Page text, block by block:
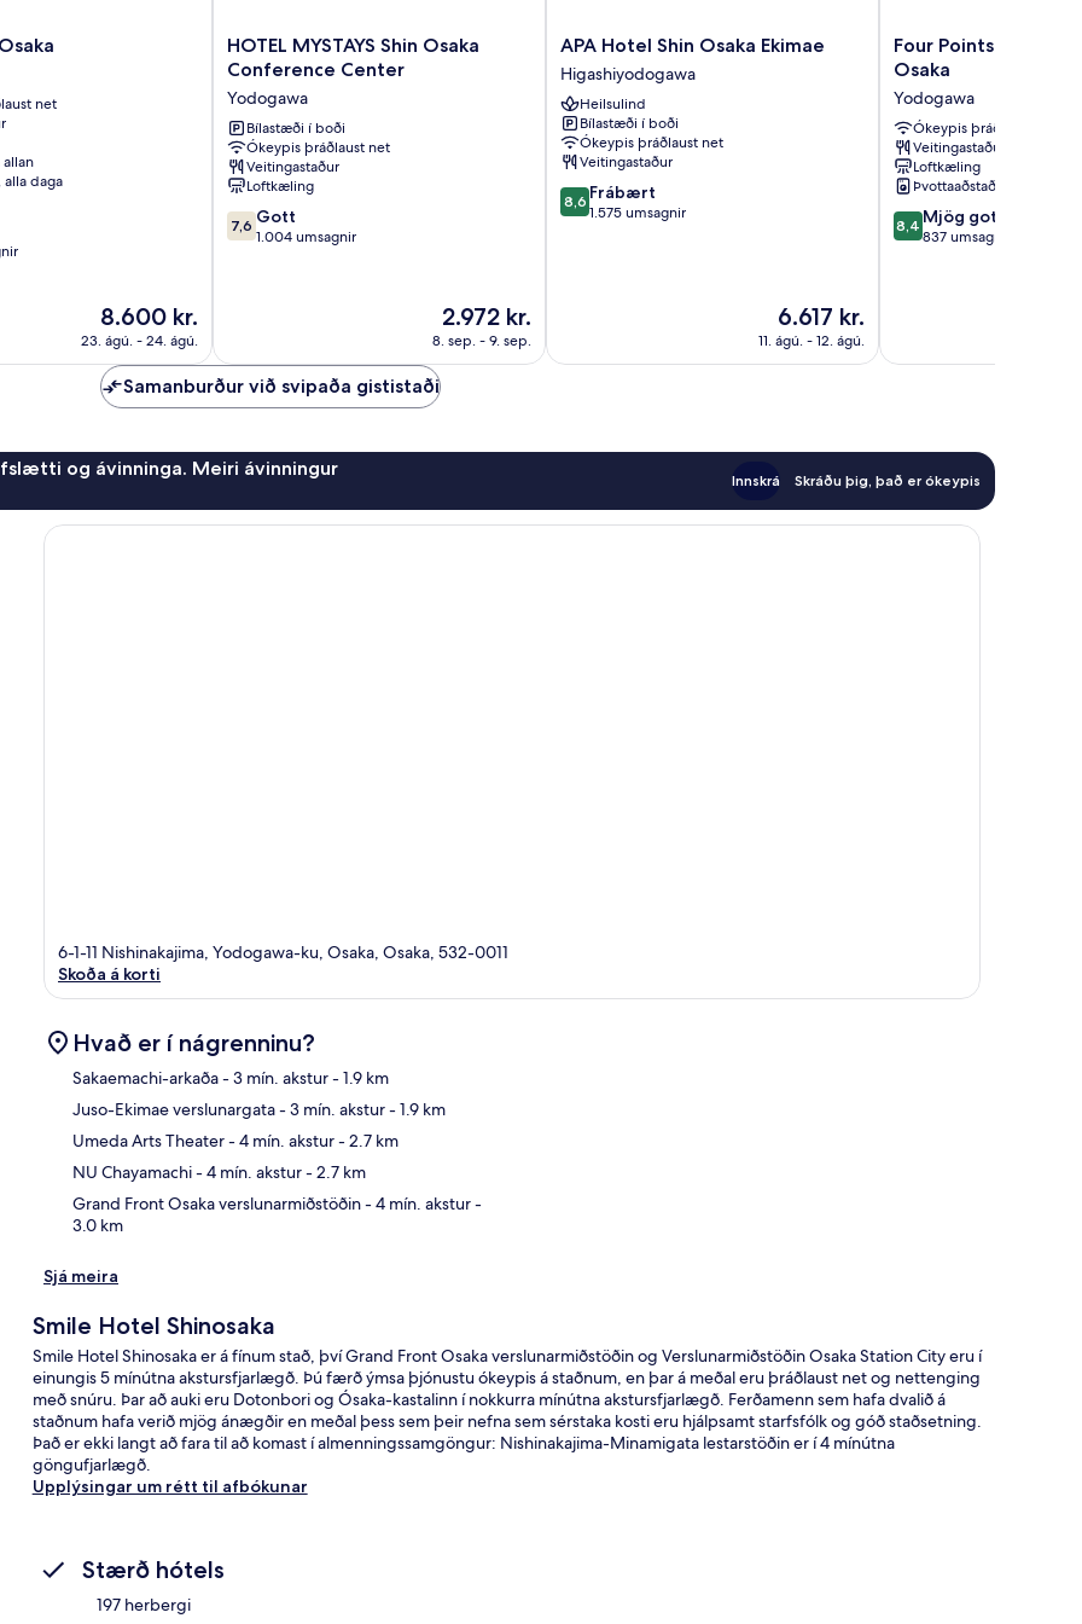
net
daga
Verðið
er
8.600 kr.
8.600 kr.
23. ágú. - 24. ágú.
HOTEL
MYSTAYS
Osaka
Conference
Center
Yodogawa
HOTEL MYSTAYS Shin Osaka
Conference Center
Yodogawa
Bílastæði í boði
Ókeypis þráðlaust net
Veitingastaður
Loftkæling
7.6
af
7,6 Gott
1.004 umsagnir
Verðið
er
2.972 kr.
2.972 kr.
8. sep. - 9. sep.
APA
Hotel
Shin
Osaka
Ekimae
Higashiyodogawa
APA Hotel Shin Osaka Ekimae
Higashiyodogawa
Heilsulind
Bílastæði í boði
Ókeypis þráðlaust net
Veitingastaður
8.6
af
8,6 Frábært
1.575 umsagnir
Verðið
er
6.617 kr.
6.617 kr.
11. ágú. - 12. ágú.
Four
Points
by
Sheraton
Shin
Osaka
Yodogawa
Four Points Flex by
Osaka
Yodogawa
Ókeypis þráðlaust net
Veitingastaður
Loftkæling
Þvottaaðstaða
8.4
af
8,4 Mjög gott
837 umsagnir
Samanburður við svipaða gististaði
og ávinninga. Meiri ávinningur
Innskrá Skráðu þig, það er ókeypis
6-1-11 Nishinakajima, Yodogawa-ku, Osaka, Osaka, 532-0011
Skoða á korti
Hvað er í nágrenninu?
Sakaemachi-arkaða- 3 mín. akstur- 1.9 km
Juso-Ekimae verslunargata- 3 mín. akstur- 1.9 km
Umeda Arts Theater- 4 mín. akstur- 2.7 km
NU Chayamachi- 4 mín. akstur- 2.7 km
Grand Front Osaka verslunarmiðstöðin- 4 mín. akstur-
3.0 km
Sjá meira
Smile Hotel Shinosaka
Smile Hotel Shinosaka er á fínum stað, því Grand Front Osaka verslunarmiðstöðin og Verslunarmiðstöðin Osaka Station City eru í
einungis 5 mínútna akstursfjarlægð. Þú færð ýmsa þjónustu ókeypis á staðnum, en þar á meðal eru þráðlaust net og nettenging
með snúru. Þar að auki eru Dotonbori og Ósaka-kastalinn í nokkurra mínútna akstursfjarlægð. Ferðamenn sem hafa dvalið á
staðnum hafa verið mjög ánægðir en meðal þess sem þeir nefna sem sérstaka kosti eru hjálpsamt starfsfólk og góð staðsetning.
Það er ekki langt að fara til að komast í almenningssamgöngur: Nishinakajima-Minamigata lestarstöðin er í 4 mínútna
göngufjarlægð.
Upplýsingar um rétt til afbókunar
Stærð hótels
197 herbergi